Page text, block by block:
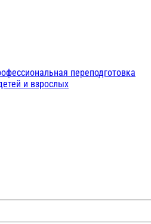
переподготовка
и взрослых